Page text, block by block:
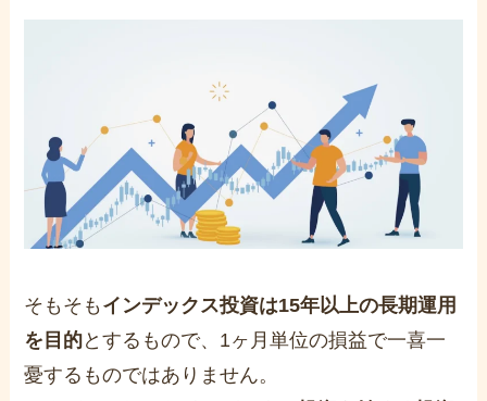
そもそも インデックス投資は15年以上の長期運用
を目的とするもので、1ヶ月単位の損益で一喜一
憂するものではありません。